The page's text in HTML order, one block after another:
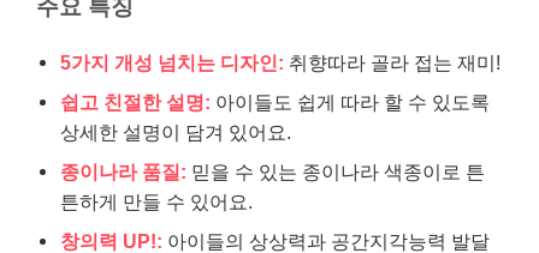
주요 특징
5가지 개성 넘치는 디자인: 취향따라 골라 접는 재미!
쉽고 친절한 설명: 아이들도 쉽게 따라 할 수 있도록
상세한 설명이 담겨 있어요.
종이나라 품질: 믿을 수 있는 종이나라 색종이로 튼
튼하게 만들 수 있어요.
창의력 UP!: 아이들의 상상력과 공간지각능력 발달